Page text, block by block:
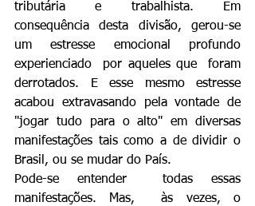
tributária e trabalhista. Em
consequência desta divisão, gerou-se
um estresse emocional profundo
experienciado  por aqueles que  foram
derrotados. E esse mesmo estresse
acabou extravasando pela vontade de
"jogar tudo para o alto" em diversas
manifestações tais como a de dividir o
Brasil, ou se mudar do País.
Pode-se entender  todas essas
manifestações. Mas,  às vezes, o